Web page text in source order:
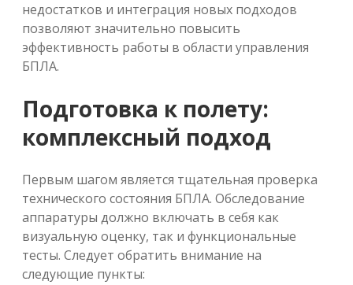
недостатков и интеграция новых подходов
позволяют значительно повысить
эффективность работы в области управления
БПЛА.
Подготовка к полету:
комплексный подход
Первым шагом является тщательная проверка
технического состояния БПЛА. Обследование
аппаратуры должно включать в себя как
визуальную оценку, так и функциональные
тесты. Следует обратить внимание на
следующие пункты: